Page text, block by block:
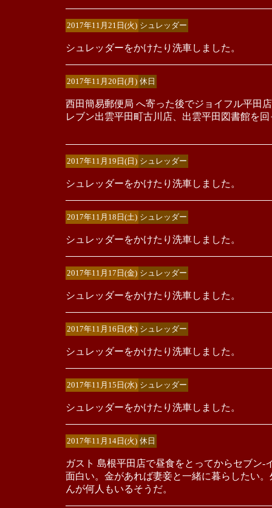
2017年11月21日(火) シュレッダー
シュレッダーをかけたり洗車しました。
2017年11月20日(月) 休日
西田簡易郵便局 へ寄った後でジョイフル平田
レブン出雲平田町古川店、出雲平田図書館を
2017年11月19日(日) シュレッダー
シュレッダーをかけたり洗車しました。
2017年11月18日(土) シュレッダー
シュレッダーをかけたり洗車しました。
2017年11月17日(金) シュレッダー
シュレッダーをかけたり洗車しました。
2017年11月16日(木) シュレッダー
シュレッダーをかけたり洗車しました。
2017年11月15日(水) シュレッダー
シュレッダーをかけたり洗車しました。
2017年11月14日(火) 休日
ガスト 島根平田店で昼食をとってからセブン
面白い。金があれば妻妾と一緒に暮らしたい
んが何人もいるそうだ。